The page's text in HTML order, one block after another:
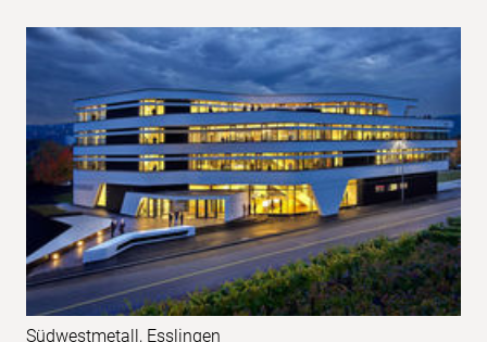
Südwestmetall, Esslingen